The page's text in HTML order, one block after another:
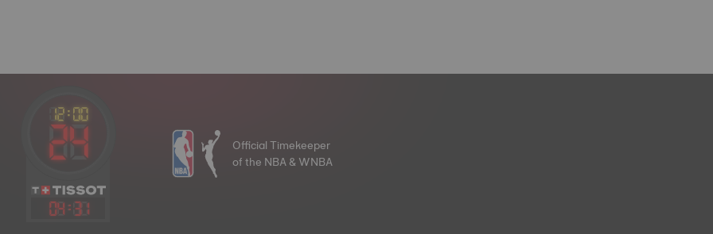
04: 31
Official Timekeeper
of the NBA & WNBA